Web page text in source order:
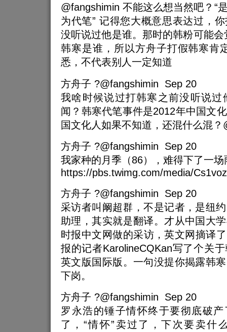
@fangshimin 不能这么想当然吧？“
为代笔” 记得您大概意思表达过，
没听说过他是谁。那时的韩粉可能会
韩寒是谁，所以方舟子打假韩寒肯
悉，不代表别人一定知道
方舟子 ?@fangshimin Sep 20
我啥时候说过打韩寒之前没听说过
闻？韩寒代笔事件是2012年中国文
国文化人如果不知道，还混什么混？
方舟子 ?@fangshimin Sep 20
我家种的月季（86），难得下了一场
https://pbs.twimg.com/media/
方舟子 ?@fangshimin Sep 20
采访者叫阚超群，不是记者，是纽
助理，其实就是翻译。才从中国大
时报中文网做的采访，英文网摘译
报的记者KarolineCQKan写了个关
英文版国际版。一句没提你揭露韩
下岗。
方舟子 ?@fangshimin Sep 20
罗永浩的锤子情怀终于要彻底破产
了，“情怀”卖过了，下次要卖什